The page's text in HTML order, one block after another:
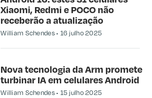
Xiaomi, Redmi e POCO não
receberão a atualização
William Schendes 16 julho 2025
Nova tecnologia da Arm promete
turbinar IA em celulares Android
William Schendes 15 julho 2025